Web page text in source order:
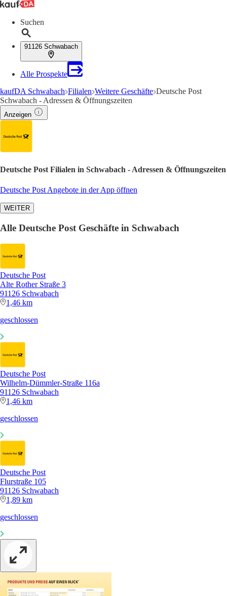
Suchen
91126 Schwabach
Alle Prospekte
kaufDA Schwabach Filialen Weitere Geschäfte Deutsche Post
Schwabach - Adressen & Öffnungszeiten
Anzeigen
Deutsche Post Filialen in Schwabach - Adressen & Öffnungszeiten
Deutsche Post Angebote in der App öffnen
WEITER
Alle Deutsche Post Geschäfte in Schwabach
Deutsche Post
Alte Rother Straße 3
91126 Schwabach
1,46 km
geschlossen
Deutsche Post
Wilhelm-Dümmler-Straße 116a
91126 Schwabach
1,46 km
geschlossen
Deutsche Post
Flurstraße 105
91126 Schwabach
1,89 km
geschlossen